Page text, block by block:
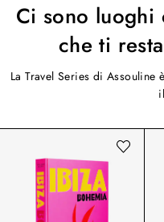
Ci sono luoghi
che ti
La Travel Series di